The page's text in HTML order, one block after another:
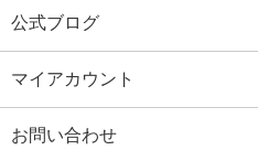
公式ブログ
マイアカウント
お問い合わせ